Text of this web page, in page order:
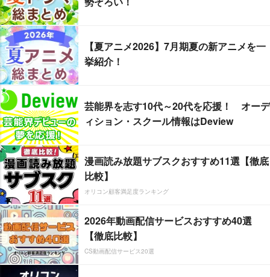
【夏アニメ2026】7月期夏の新アニメを一
挙紹介！
芸能界を志す10代～20代を応援！ オーデ
ィション・スクール情報はDeview
漫画読み放題サブスクおすすめ11選【徹底
比較】
オリコン顧客満足度ランキング
2026年動画配信サービスおすすめ40選
【徹底比較】
CS動画配信サービス20選